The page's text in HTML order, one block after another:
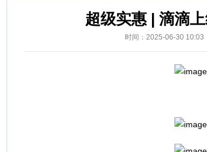
超级实惠 | 滴滴
时间：2025-06-30 10:03